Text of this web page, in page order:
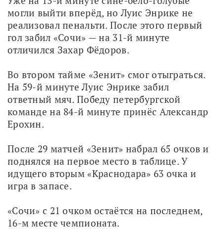
могли выйти вперёд, но Луис Энрике не
реализовал пенальти. После этого первый
гол забил «Сочи» — на 31-й минуте
отличился Захар Фёдоров.
Во втором тайме «Зенит» смог отыграться.
На 59-й минуте Луис Энрике забил
ответный мяч. Победу петербургской
команде на 84-й минуте принёс Александр
Ерохин.
После 29 матчей «Зенит» набрал 65 очков и
поднялся на первое место в таблице. У
идущего вторым «Краснодара» 63 очка и
игра в запасе.
«Сочи» с 21 очком остаётся на последнем,
16-м месте чемпионата.